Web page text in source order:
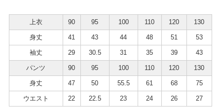
上衣 90 95 100 110 120 130
身丈 41 43 44 48 51 53
袖丈 29 30.5 31 35 39 43
パンツ 90 95 100 110 120 130
身丈 47 50 55.5 61 68 75
ウエスト 22 22.5 23 24 26 27